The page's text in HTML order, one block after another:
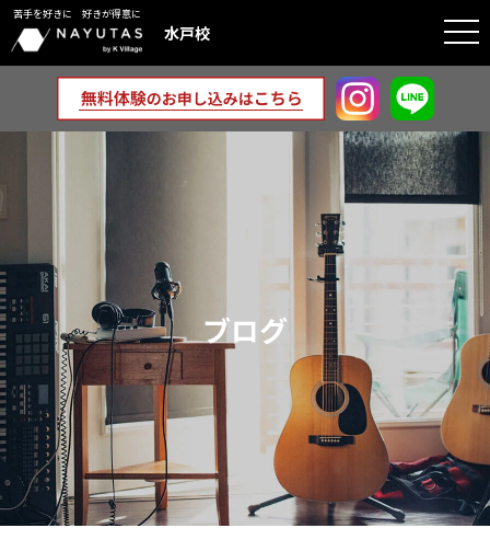
苦手を好きに 好きが得意に
水戸校
ブログ